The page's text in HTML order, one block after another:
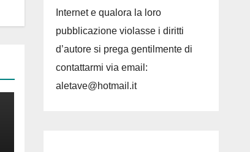
Internet e qualora la loro
pubblicazione violasse i diritti
d’autore si prega gentilmente di
contattarmi via email:
aletave@hotmail.it